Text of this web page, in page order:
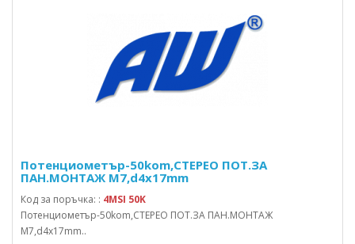
Потенциометър-50kom,СТЕРЕО ПОТ.ЗА
ПАН.МОНТАЖ M7,d4x17mm
Код за поръчка: : 4MSI 50K
Потенциометър-50kom,СТЕРЕО ПОТ.ЗА ПАН.МОНТАЖ
M7,d4x17mm..